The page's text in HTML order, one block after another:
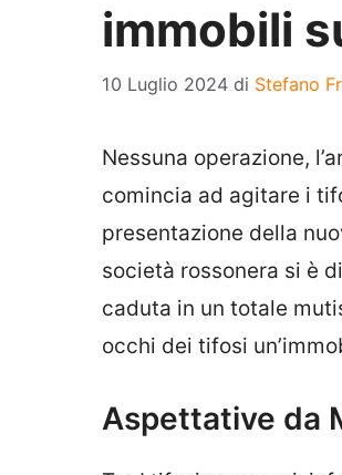
immobili
10 Luglio 2024 di Stefano
Nessuna operazione,
comincia ad agitare i
presentazione della
società rossonera si è
caduta in un totale
occhi dei tifosi
Aspettative da